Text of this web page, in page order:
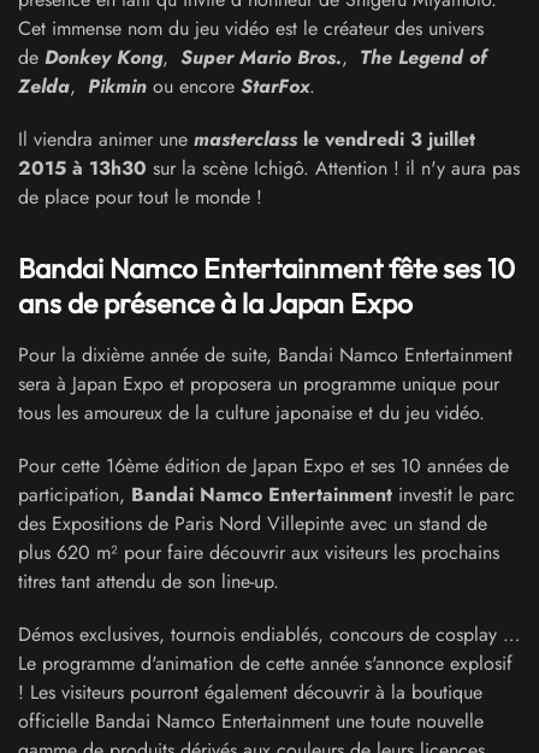
Cet immense nom du jeu vidéo est le créateur des univers
de Donkey Kong, Super Mario Bros., The Legend of
Zelda, Pikmin ou encore StarFox.
Il viendra animer une masterclass le vendredi 3 juillet
2015 à 13h30 sur la scène Ichigô. Attention ! il n'y aura pas
de place pour tout le monde !
Bandai Namco Entertainment fête ses 10
ans de présence à la Japan Expo
Pour la dixième année de suite, Bandai Namco Entertainment
sera à Japan Expo et proposera un programme unique pour
tous les amoureux de la culture japonaise et du jeu vidéo.
Pour cette 16ème édition de Japan Expo et ses 10 années de
participation, Bandai Namco Entertainment investit le parc
des Expositions de Paris Nord Villepinte avec un stand de
plus 620 m² pour faire découvrir aux visiteurs les prochains
titres tant attendu de son line-up.
Démos exclusives, tournois endiablés, concours de cosplay …
Le programme d'animation de cette année s'annonce explosif
! Les visiteurs pourront également découvrir à la boutique
officielle Bandai Namco Entertainment une toute nouvelle